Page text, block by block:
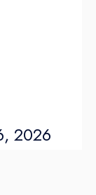
2026